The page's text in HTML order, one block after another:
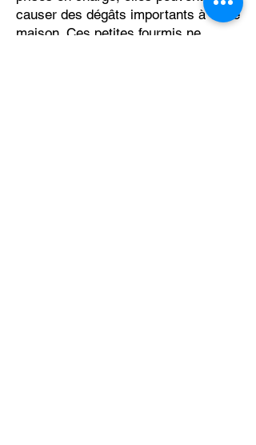
causer des dégâts importants à votre
maison. Ces petites fourmis ne